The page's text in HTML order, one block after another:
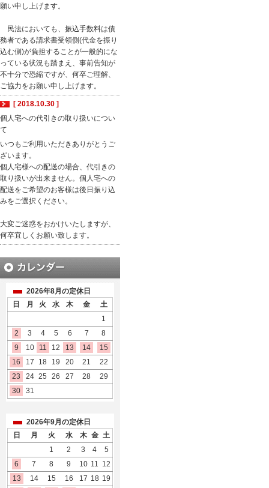
願い申し上げます。
民法においても、振込手数料は債
務者である請求書受領側(代金を振り
込む側)が負担することが一般的にな
っている状況も踏まえ、事前告知が
不十分で恐縮ですが、何卒ご理解、
ご協力をお願い申し上げます。
[ 2018.10.30 ]
個人宅への代引きの取り扱いについ
て
いつもご利用いただきありがとうご
ざいます。
個人宅様への配送の場合、代引きの
取り扱いが出来ません。個人宅への
配送をご希望のお客様は後日振り込
みをご選択ください。
大変ご迷惑をおかけいたしますが、
何卒宜しくお願い致します。
2026年8月の定休日
日
月 火 水 木 金
土
1
2
3 4 5 6 7
8
9
10 11 12 13 14
15
16
17 18 19 20 21
22
23
24 25 26 27 28
29
30
31
2026年9月の定休日
日
月 火 水 木 金 土
1
2 3 4
5
6
7 8 9 10 11 12
13
14 15 16 17 18 19